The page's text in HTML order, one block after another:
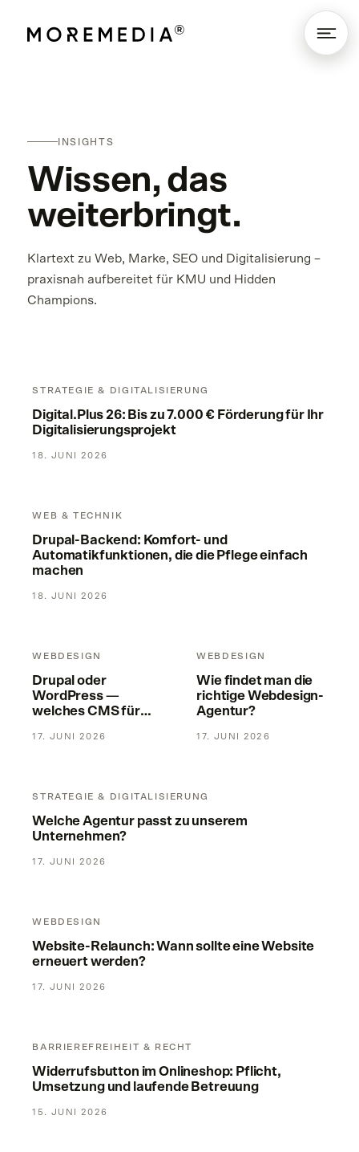
INSIGHTS
Wissen, das
weiterbringt.
Klartext zu Web, Marke, SEO und Digitalisierung –
praxisnah aufbereitet für KMU und Hidden
Champions.
STRATEGIE & DIGITALISIERUNG
Digital.Plus 26: Bis zu 7.000 € Förderung für Ihr
Digitalisierungsprojekt
18. JUNI 2026
WEB & TECHNIK
Drupal-Backend: Komfort- und
Automatikfunktionen, die die Pflege einfach
machen
18. JUNI 2026
WEBDESIGN
Drupal oder
WordPress —
welches CMS für
17. JUNI 2026
WEBDESIGN
Wie findet man die
richtige Webdesign-
Agentur?
17. JUNI 2026
STRATEGIE & DIGITALISIERUNG
Welche Agentur passt zu unserem
Unternehmen?
17. JUNI 2026
WEBDESIGN
Website-Relaunch: Wann sollte eine Website
erneuert werden?
17. JUNI 2026
BARRIEREFREIHEIT & RECHT
Widerrufsbutton im Onlineshop: Pflicht,
Umsetzung und laufende Betreuung
15. JUNI 2026